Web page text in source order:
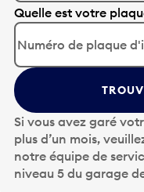
A
p
p
u
y
e
z
s
u
r
l
Quelle est votre
Si vous avez garé
plus d’un mois,
notre équipe de
niveau 5 du garage